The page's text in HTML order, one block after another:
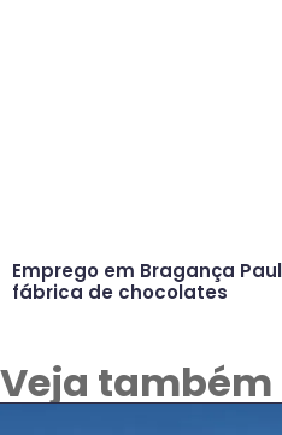
Emprego em Bragança
fábrica de chocolates
Veja também